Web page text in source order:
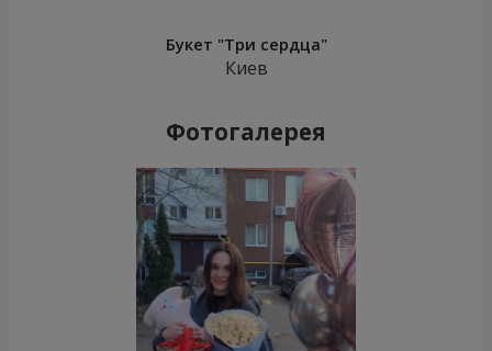
Букет "Три сердца"
Киев
Фотогалерея